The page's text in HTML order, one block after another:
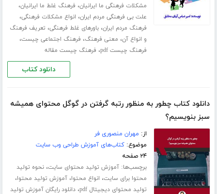
مشکلات فرهنگی ما ایرانیان، فرهنگ غلط ما ایرانیان،
علت بی فرهنگی مردم ایران، انواع مشکلات فرهنگی،
فرهنگ مردم ایران،باورهای غلط فرهنگی، تعریف فرهنگ
و انواع آن، معنی فرهنگ، فرهنگ اجتماعی چیست،
فرهنگ چیست pdf ، فرهنگ چیست مقاله
دانلود کتاب
دانلود کتاب چطور به منظور رتبه گرفتن در گوگل محتوای همیشه
سبز بنویسیم؟
از: مهران منصوری فر
موضوع:کتاب‌های آموزش طراحی وب سایت
۲۴ صفحه
برچسب‌ها:آموزش تولید محتوای سایت،نحوه تولید
محتوا برای سایت، انواع محتوا،آموزش تولید محتوا،
تولید محتوای دیجیتال pdf ،دانلود رایگان آموزش تولید